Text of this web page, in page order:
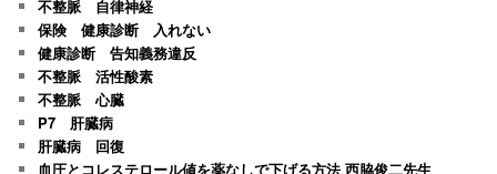
不整脈 自律神経
保険 健康診断 入れない
健康診断 告知義務違反
不整脈 活性酸素
不整脈 心臓
P7 肝臓病
肝臓病 回復
血圧とコレステロール値を薬なしで下げる方法 西脇俊二先生